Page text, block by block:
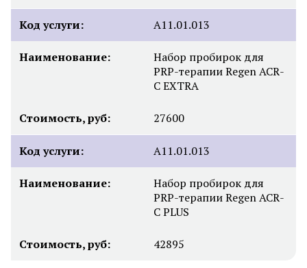
Код услуги: А11.01.013
Наименование:
Набор пробирок для
PRP-терапии Regen ACR-
C EXTRA
Стоимость, руб: 27600
Код услуги: А11.01.013
Наименование:
Набор пробирок для
PRP-терапии Regen ACR-
C PLUS
Стоимость, руб: 42895